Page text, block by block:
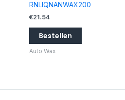
RNLIQNANWAX200
€21.54
Bestellen
Auto Wax